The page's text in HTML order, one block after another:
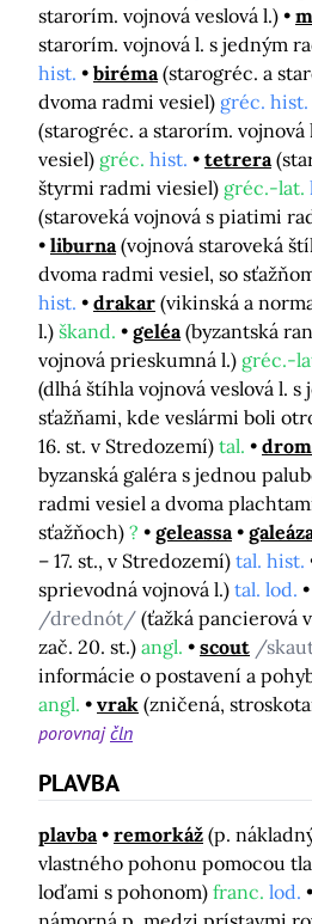
starorím. vojnová veslová l.)
starorím. vojnová l. s jedným
hist.
biréma (starogréc. a
dvoma radmi vesiel) gréc. hist.
(starogréc. a starorím.
vesiel) gréc. hist. tetrera
štyrmi radmi viesiel) gréc.-lat.
(staroveká vojnová s piatimi
liburna (vojnová staroveká
dvoma radmi vesiel, so
hist.
drakar (vikinská a
l.) škand. geléa (byzantská
vojnová prieskumná l.) gréc.-
(dlhá štíhla vojnová veslová l. s
sťažňami, kde veslármi boli
16. st. v Stredozemí) tal.
byzanská galéra s jednou
radmi vesiel a dvoma
sťažňoch) ? geleassa
– 17. st., v Stredozemí) tal. hist.
sprievodná vojnová l.) tal. lod.
/drednót/ (ťažká pancierová
zač. 20. st.) angl. scout /
informácie o postavení a
angl.
vrak (zničená,
porovnajčln
PLAVBA
plavba remorkáž (p.
vlastného pohonu pomocou
loďami s pohonom) franc. lod.